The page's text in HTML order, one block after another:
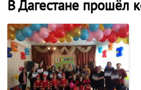
В Дагестане прошёл